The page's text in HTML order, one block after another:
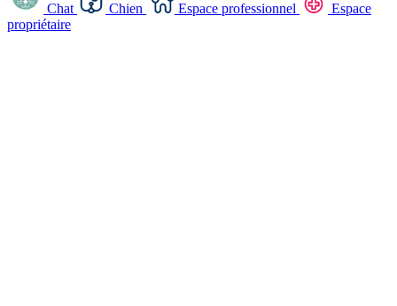
Chat Chien Espace professionnel
Espace
propriétaire